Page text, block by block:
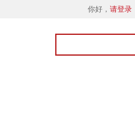
你好， 请登录